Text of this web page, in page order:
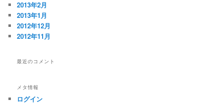
2013年2月
2013年1月
2012年12月
2012年11月
最近のコメント
メタ情報
ログイン